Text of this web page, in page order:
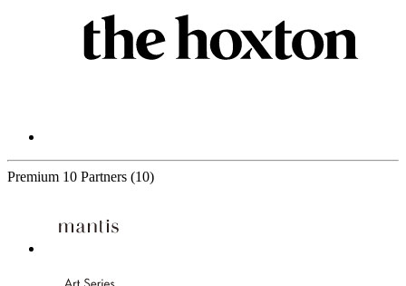
Premium 10 Partners (10)